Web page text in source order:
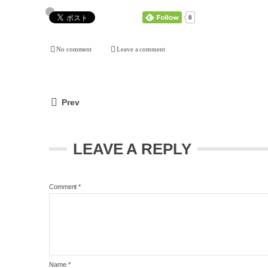
0
No comment Leave a comment
Prev
LEAVE A REPLY
Comment *
Name *